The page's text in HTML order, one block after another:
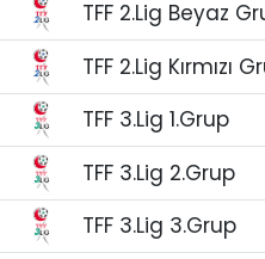
TFF 2.Lig Beyaz
TFF 2.Lig Kırmızı
TFF 3.Lig 1.Grup
TFF 3.Lig 2.Grup
TFF 3.Lig 3.Grup
Resmi İlanlar
Künye
Gizlilik Sözleşmesi
İletişim